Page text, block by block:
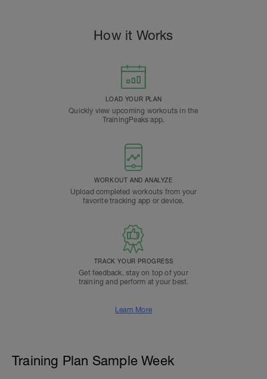
How it Works
LOAD YOUR PLAN
Quickly view upcoming workouts in the
TrainingPeaks app.
WORKOUT AND ANALYZE
Upload completed workouts from your
favorite tracking app or device.
TRACK YOUR PROGRESS
Get feedback, stay on top of your
training and perform at your best.
Learn More
Training Plan Sample Week